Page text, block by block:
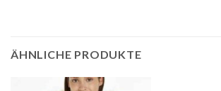
ÄHNLICHE PRODUKTE